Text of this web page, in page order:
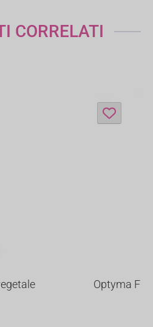
CORRELATI
Borse e Occhiaie 15ml